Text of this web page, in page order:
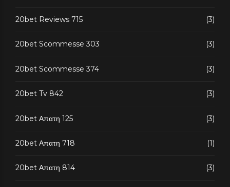
20bet Reviews 715 (3)
20bet Scommesse 303 (3)
20bet Scommesse 374 (3)
20bet Tv 842 (3)
20bet Απατη 125 (3)
20bet Απατη 718 (1)
20bet Απατη 814 (3)